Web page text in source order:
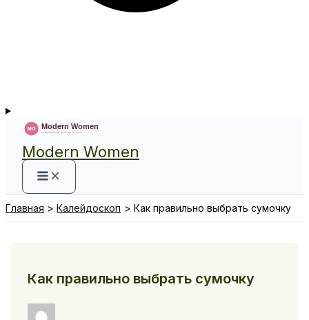
Modern Women
Главная Калейдоскоп Как правильно выбрать сумочку
Как правильно выбрать сумочку